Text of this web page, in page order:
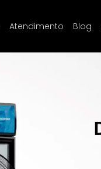
Atendimento Blog